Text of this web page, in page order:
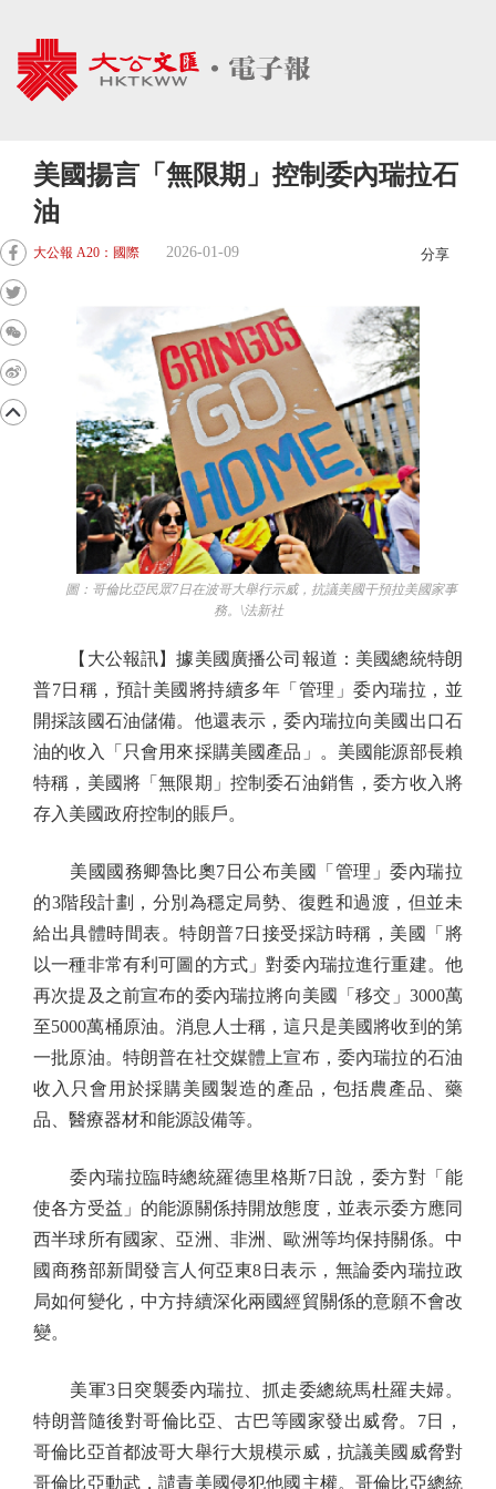
美國揚言「無限期」控制委內瑞拉石
油
大公報 A20：國際 2026-01-09 分享
圖：哥倫比亞民眾7日在波哥大舉行示威，抗議美國干預拉美國家事
務。\法新社
【大公報訊】據美國廣播公司報道：美國總統特朗
普7日稱，預計美國將持續多年「管理」委內瑞拉，並
開採該國石油儲備。他還表示，委內瑞拉向美國出口石
油的收入「只會用來採購美國產品」。美國能源部長賴
特稱，美國將「無限期」控制委石油銷售，委方收入將
存入美國政府控制的賬戶。
美國國務卿魯比奧7日公布美國「管理」委內瑞拉
的3階段計劃，分別為穩定局勢、復甦和過渡，但並未
給出具體時間表。特朗普7日接受採訪時稱，美國「將
以一種非常有利可圖的方式」對委內瑞拉進行重建。他
再次提及之前宣布的委內瑞拉將向美國「移交」3000萬
至5000萬桶原油。消息人士稱，這只是美國將收到的第
一批原油。特朗普在社交媒體上宣布，委內瑞拉的石油
收入只會用於採購美國製造的產品，包括農產品、藥
品、醫療器材和能源設備等。
委內瑞拉臨時總統羅德里格斯7日說，委方對「能
使各方受益」的能源關係持開放態度，並表示委方應同
西半球所有國家、亞洲、非洲、歐洲等均保持關係。中
國商務部新聞發言人何亞東8日表示，無論委內瑞拉政
局如何變化，中方持續深化兩國經貿關係的意願不會改
變。
美軍3日突襲委內瑞拉、抓走委總統馬杜羅夫婦。
特朗普隨後對哥倫比亞、古巴等國家發出威脅。7日，
哥倫比亞首都波哥大舉行大規模示威，抗議美國威脅對
哥倫比亞動武，譴責美國侵犯他國主權。哥倫比亞總統